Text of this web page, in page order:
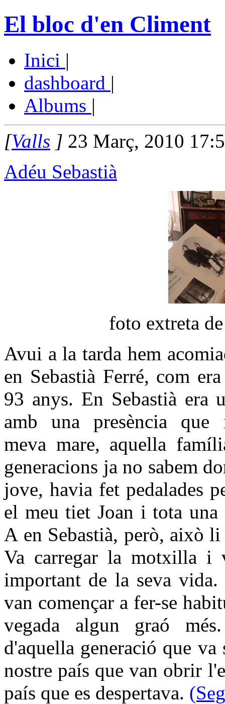
El bloc d'en Climent
Inici |
dashboard |
Albums |
[Valls ] 23 Març, 2010
Adéu Sebastià
foto extreta
Avui a la tarda hem
en Sebastià Ferré, com
93 anys. En Sebastià era
amb una presència
meva mare, aquella
generacions ja no sabem
jove, havia fet pedalades
el meu tiet Joan i tota
A en Sebastià, però, això
Va carregar la motxilla i
important de la seva
van començar a fer-se
vegada algun graó
d'aquella generació que
nostre país que van obrir
país que es despertava.